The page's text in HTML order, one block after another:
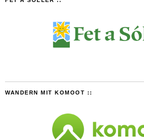
WANDERN MIT KOMOOT ::